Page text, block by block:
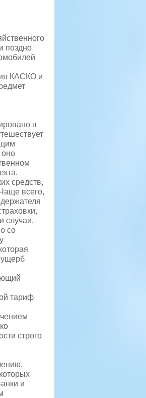
поздно
КАСКО и
в
оно
средств,
всего,
случаи,
со
ущерб
тариф
строго
и